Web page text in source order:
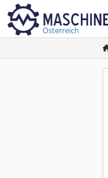
Österreich